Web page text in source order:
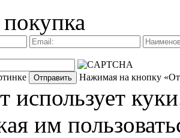
Нажимая на кнопку
использует
им